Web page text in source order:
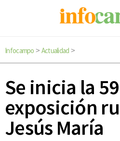
Infocampo > Actualidad >
Se inicia la
exposición
Jesús María